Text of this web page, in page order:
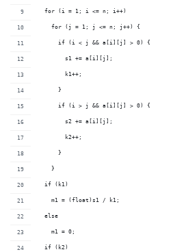
  for (i = 1; i <= n; i++)
    for (j = 1; j <= n; j++) {
      if (i < j && a[i][j] > 0) {
        s1 += a[i][j];
        k1++;
      }
      if (i > j && a[i][j] > 0) {
        s2 += a[i][j];
        k2++;
      }
    }
  if (k1)
    m1 = (float)s1 / k1;
  else
    m1 = 0;
  if (k2)